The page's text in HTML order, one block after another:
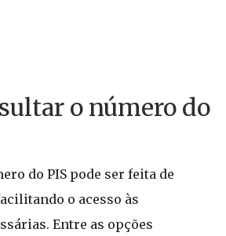
o número do
do PIS pode ser feita de
o acesso às
Entre as opções